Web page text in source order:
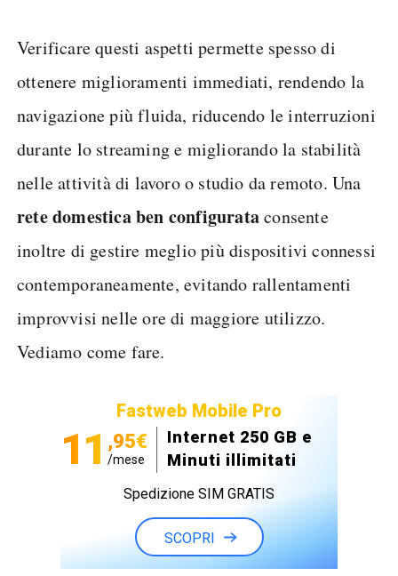
Verificare questi aspetti permette spesso di
ottenere miglioramenti immediati, rendendo la
navigazione più fluida, riducendo le interruzioni
durante lo streaming e migliorando la stabilità
nelle attività di lavoro o studio da remoto. Una
rete domestica ben configurataconsente
inoltre di gestire meglio più dispositivi connessi
contemporaneamente, evitando rallentamenti
improvvisi nelle ore di maggiore utilizzo.
Vediamo come fare.
Fastweb Mobile Pro
11 ,95€
/mese
Internet 250 GB e
Minuti illimitati
Spedizione SIM GRATIS
SCOPRI